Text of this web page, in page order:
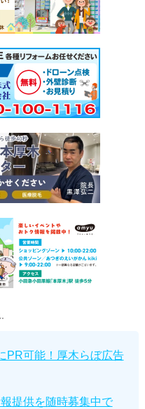
PR可能！厚木らぼ広告
提供を随時募集中で